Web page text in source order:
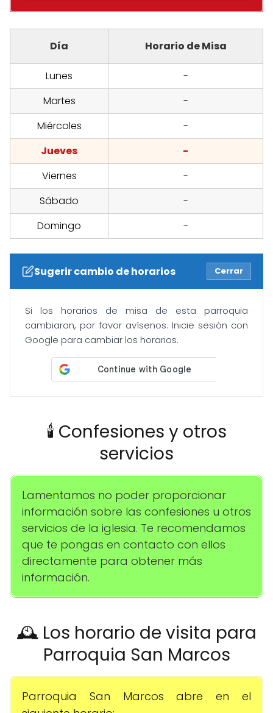
Día Horario de Misa
Lunes
-
Martes
-
Miércoles
-
Jueves
-
Viernes
-
Sábado
-
Domingo
-
Sugerir cambio de horarios Cerrar
Si los horarios de misa de esta parroquia
cambiaron, por favor avísenos. Inicie sesión con
Google para cambiar los horarios.
🕯️ Confesiones y otros
servicios
Lamentamos no poder proporcionar
información sobre las confesiones u otros
servicios de la iglesia. Te recomendamos
que te pongas en contacto con ellos
directamente para obtener más
información.
🕰️ Los horario de visita para
Parroquia San Marcos
Parroquia San Marcos abre en el